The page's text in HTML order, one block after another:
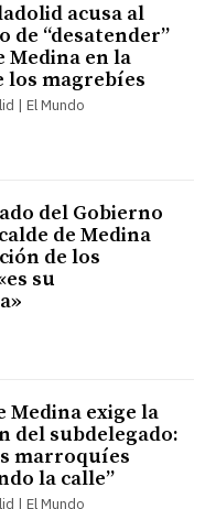
acusa al
de “desatender”
Medina en la
los magrebíes
| El Mundo
del Gobierno
de Medina
de los
su
Medina exige la
del subdelegado:
marroquíes
la calle”
| El Mundo